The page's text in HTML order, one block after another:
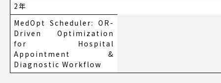
2年
MedOpt Scheduler: OR-
Driven Optimization
for Hospital
Appointment &
Diagnostic Workflow